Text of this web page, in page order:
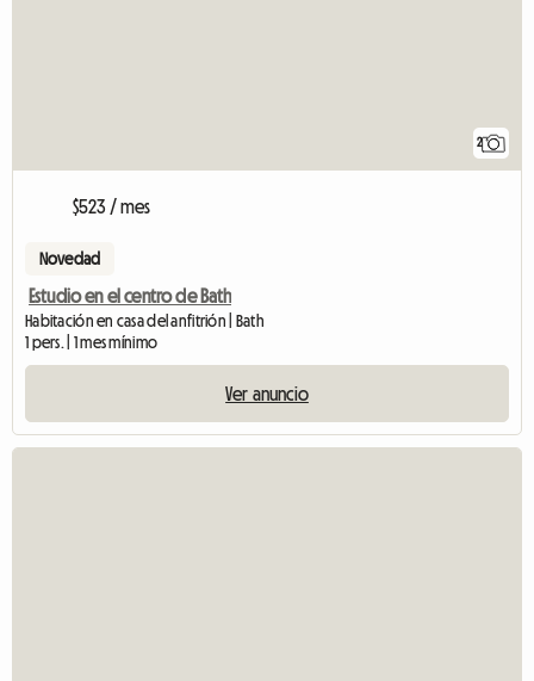
2
$523 / mes
Novedad
Estudio en el centro de Bath
Habitación en casa del anfitrión | Bath
1 pers. | 1 mes mínimo
Ver anuncio